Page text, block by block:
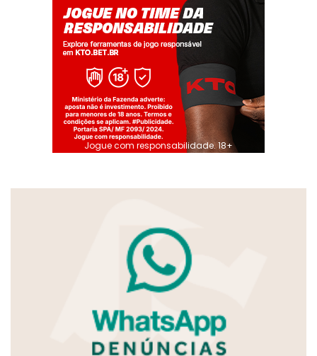
Jogue com responsabilidade. 18+